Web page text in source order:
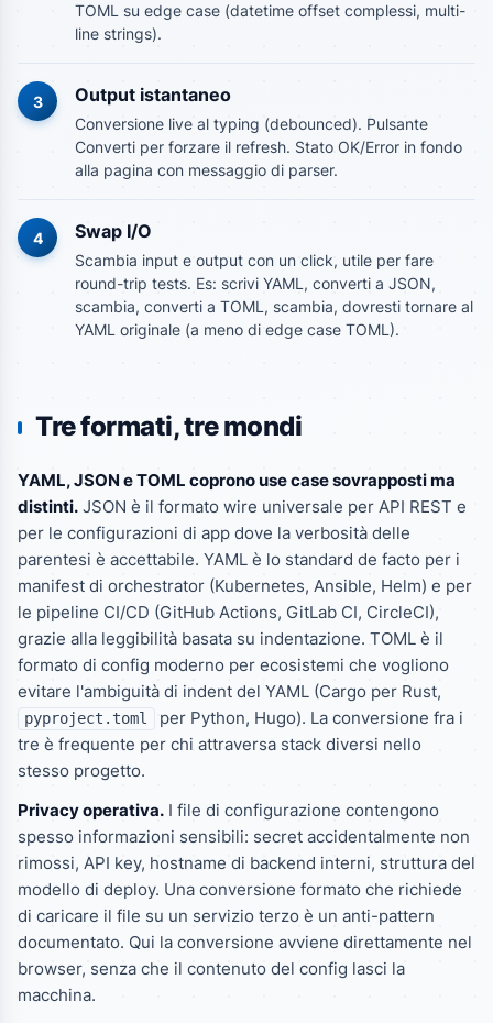
TOML su edge case (datetime offset complessi, multi-
line strings).
3 Output istantaneo
Conversione live al typing (debounced). Pulsante
Converti per forzare il refresh. Stato OK/Error in fondo
alla pagina con messaggio di parser.
4 Swap I/O
Scambia input e output con un click, utile per fare
round-trip tests. Es: scrivi YAML, converti a JSON,
scambia, converti a TOML, scambia, dovresti tornare al
YAML originale (a meno di edge case TOML).
Tre formati, tre mondi
YAML, JSON e TOML coprono use case sovrapposti ma
distinti. JSON è il formato wire universale per API REST e
per le configurazioni di app dove la verbosità delle
parentesi è accettabile. YAML è lo standard de facto per i
manifest di orchestrator (Kubernetes, Ansible, Helm) e per
le pipeline CI/CD (GitHub Actions, GitLab CI, CircleCI),
grazie alla leggibilità basata su indentazione. TOML è il
formato di config moderno per ecosistemi che vogliono
evitare l'ambiguità di indent del YAML (Cargo per Rust,
pyproject.toml
per Python, Hugo). La conversione fra i
tre è frequente per chi attraversa stack diversi nello
stesso progetto.
Privacy operativa. I file di configurazione contengono
spesso informazioni sensibili: secret accidentalmente non
rimossi, API key, hostname di backend interni, struttura del
modello di deploy. Una conversione formato che richiede
di caricare il file su un servizio terzo è un anti-pattern
documentato. Qui la conversione avviene direttamente nel
browser, senza che il contenuto del config lasci la
macchina.